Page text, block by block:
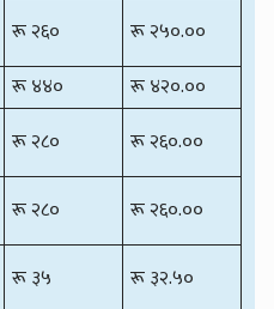
रू २६०
रू २५०.००
रू ४४०
रू ४२०.००
रू २८०
रू २६०.००
रू २८०
रू २६०.००
रू ३५
रू ३२.५०